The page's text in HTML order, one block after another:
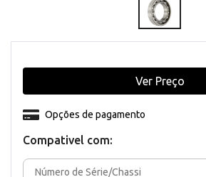
Compativel com:
Opções de pagamento
Ver Preço